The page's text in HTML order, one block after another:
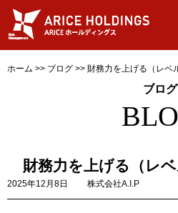
ホーム >> ブログ >> 財務力を上げる（レベ
ブログ
財務力を上げる（レ
2025年12月8日 株式会社A.I.P